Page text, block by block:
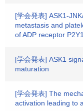
[学会発表] ASK1-
metastasis and
of ADP receptor
[学会発表] ASK1
maturation
[学会発表] The
activation leading to